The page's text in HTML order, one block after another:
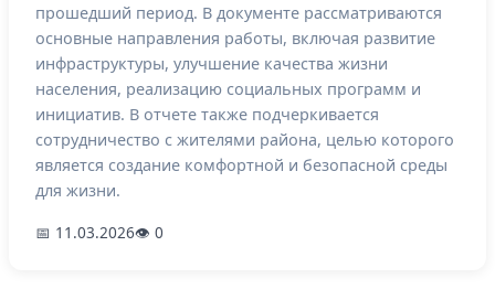
прошедший период. В документе рассматриваются
основные направления работы, включая развитие
инфраструктуры, улучшение качества жизни
населения, реализацию социальных программ и
инициатив. В отчете также подчеркивается
сотрудничество с жителями района, целью которого
является создание комфортной и безопасной среды
для жизни.
📅 11.03.2026👁 0